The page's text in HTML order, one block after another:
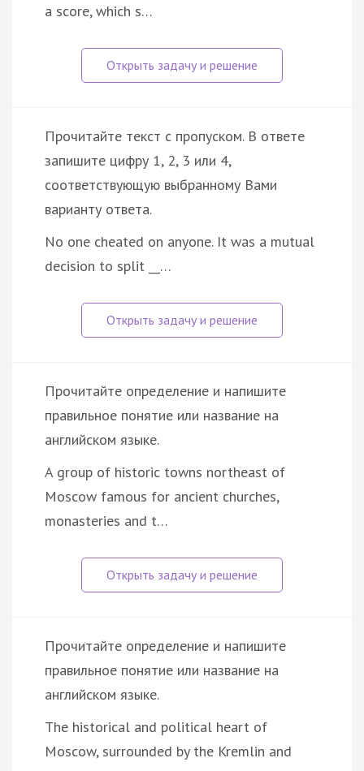
a score, which s…
Прочитайте текст с пропуском. В ответе
запишите цифру 1, 2, 3 или 4,
соответствующую выбранному Вами
варианту ответа.
No one cheated on anyone. It was a mutual
decision to split __…
Прочитайте определение и напишите
правильное понятие или название на
английском языке.
A group of historic towns northeast of
Moscow famous for ancient churches,
monasteries and t…
Прочитайте определение и напишите
правильное понятие или название на
английском языке.
The historical and political heart of
Moscow, surrounded by the Kremlin and